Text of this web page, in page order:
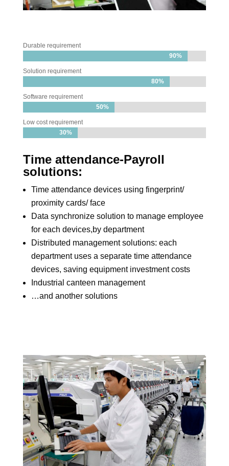
Durable requirement
90%
90%
Solution requirement
80%
80%
Software requirement
50%
50%
Low cost requirement
30%
30%
Time attendance-Payroll
solutions:
Time attendance devices using fingerprint/
proximity cards/ face
Data synchronize solution to manage employee
for each devices,by department
Distributed management solutions: each
department uses a separate time attendance
devices, saving equipment investment costs
Industrial canteen management
…and another solutions